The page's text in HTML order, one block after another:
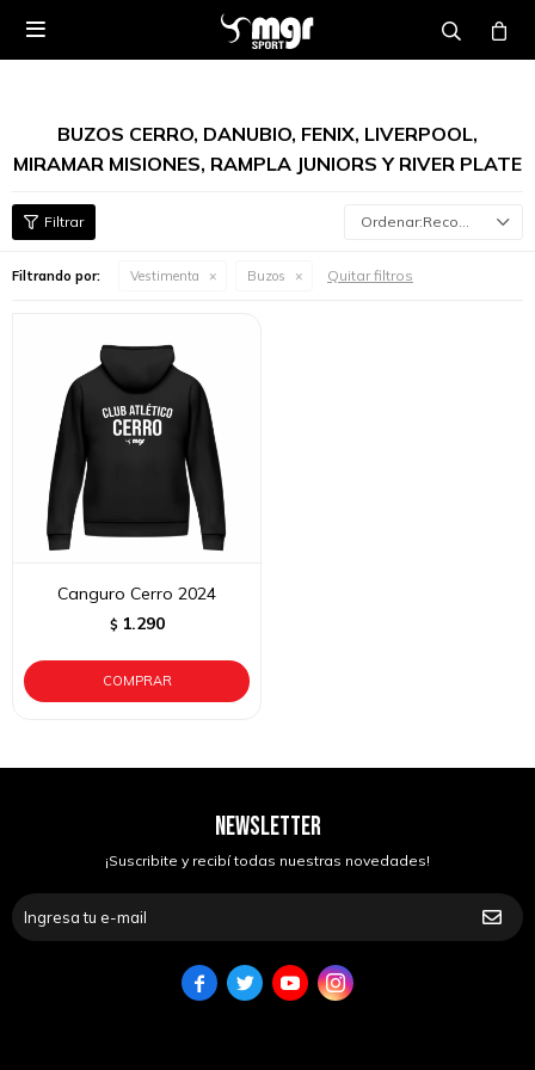

BUZOS CERRO, DANUBIO, FENIX, LIVERPOOL,
MIRAMAR MISIONES, RAMPLA JUNIORS Y RIVER PLATE
Recomendados
Filtrando por: Vestimenta Buzos Quitar filtros
Canguro Cerro 2024
$ 1.290
NEWSLETTER
¡Suscribite y recibí todas nuestras novedades!
   